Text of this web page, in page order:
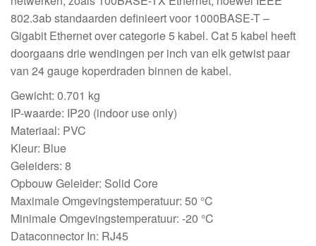
802.3ab standaarden definieert voor 1000BASE-T –
Gigabit Ethernet over categorie 5 kabel. Cat 5 kabel heeft
doorgaans drie wendingen per inch van elk getwist paar
van 24 gauge koperdraden binnen de kabel.
Gewicht: 0.701 kg
IP-waarde: IP20 (indoor use only)
Materiaal: PVC
Kleur: Blue
Geleiders: 8
Opbouw Geleider: Solid Core
Maximale Omgevingstemperatuur: 50 °C
Minimale Omgevingstemperatuur: -20 °C
Dataconnector In: RJ45